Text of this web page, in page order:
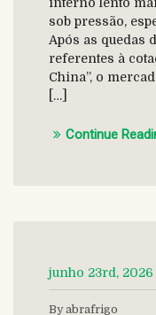
interno lento
sob pressão,
Após as quedas
referentes à
China”, o
[…]
Continue
junho 23rd, 2026
By abrafrigo